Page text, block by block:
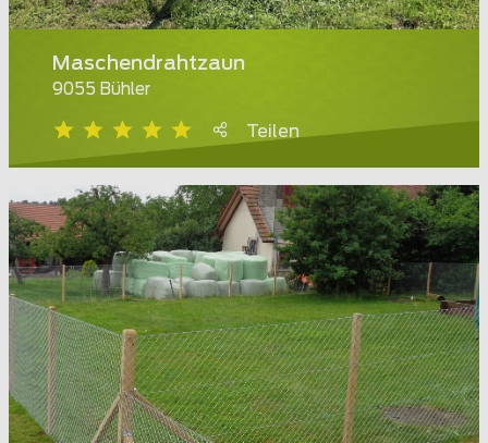
Maschendrahtzaun
9055 Bühler
Teilen